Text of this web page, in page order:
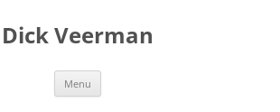
Dick Veerman
Menu